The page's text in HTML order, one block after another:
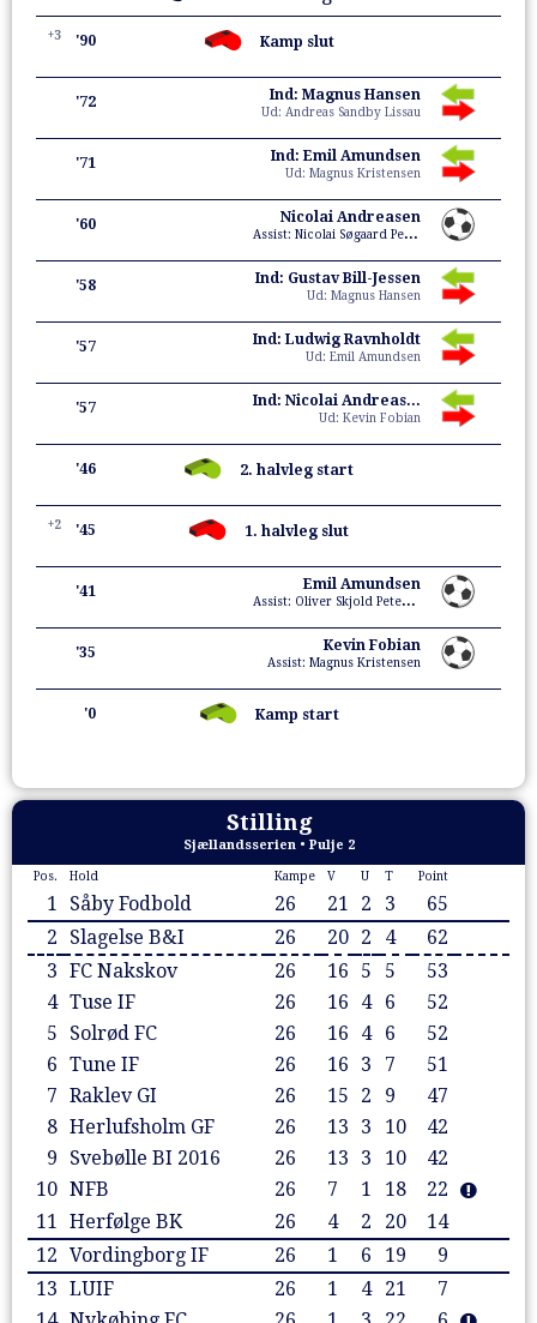
'90
+3 Kamp slut
'72 Ind: Magnus Hansen
Ud: Andreas Sandby Lissau
'71 Ind: Emil Amundsen
Ud: Magnus Kristensen
'60 Nicolai Andreasen
Assist: Nicolai Søgaard Petersen
'58 Ind: Gustav Bill-Jessen
Ud: Magnus Hansen
'57 Ind: Ludwig Ravnholdt
Ud: Emil Amundsen
'57 Ind: Nicolai Andreasen
Ud: Kevin Fobian
'46 2. halvleg start
'45
+2 1. halvleg slut
'41 Emil Amundsen
Assist: Oliver Skjold Petersen
'35 Kevin Fobian
Assist: Magnus Kristensen
'0 Kamp start
Stilling
Sjællandsserien • Pulje 2
Pos. Hold Kampe V U T Point
1 Såby Fodbold 26 21 2 3
65
2
Slagelse B&I 26 20 2 4
62
3 FC Nakskov 26 16 5 5
53
4 Tuse IF 26 16 4 6
52
5
Solrød FC 26 16 4 6
52
6 Tune IF 26 16 3 7
51
7 Raklev GI 26 15 2 9
47
8 Herlufsholm GF 26 13 3 10
42
9
Svebølle BI 2016 26 13 3 10
42
10 NFB 26 7 1 18
22
11 Herfølge BK 26 4 2 20
14
12 Vordingborg IF 26 1 6 19
9
13 LUIF 26 1 4 21
7